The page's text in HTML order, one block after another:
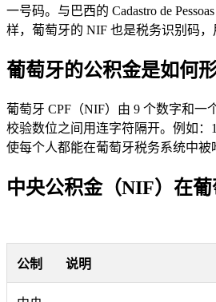
一号码。与巴西的 Cadastro de
样，葡萄牙的 NIF 也是税务识别码，
葡萄牙的公积金是如何形
葡萄牙 CPF（NIF）由 9 个数字和一
校验数位之间用连字符隔开。例如：
使每个人都能在葡萄牙税务系统中被
中央公积金（NIF）在葡
公制 说明